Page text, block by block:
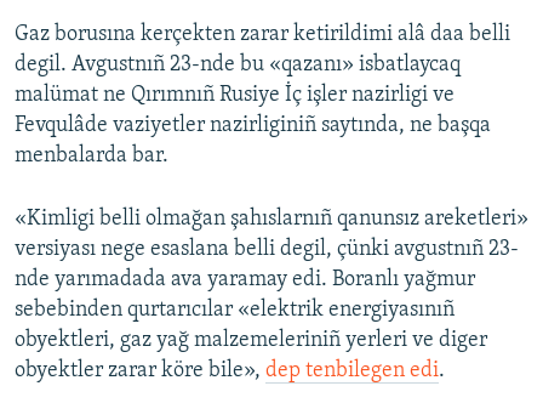
Gaz borusına kerçekten zarar ketirildimi alâ daa belli
degil. Avgustnıñ 23-nde bu «qazanı» isbatlaycaq
malümat ne Qırımnıñ Rusiye İç işler nazirligi ve
Fevqulâde vaziyetler nazirliginiñ saytında, ne başqa
menbalarda bar.
«Kimligi belli olmağan şahıslarnıñ qanunsız areketleri»
versiyası nege esaslana belli degil, çünki avgustnıñ 23-
nde yarımadada ava yaramay edi. Boranlı yağmur
sebebinden qurtarıcılar «elektrik energiyasınıñ
obyektleri, gaz yağ malzemeleriniñ yerleri ve diger
obyektler zarar köre bile», dep tenbilegen edi.